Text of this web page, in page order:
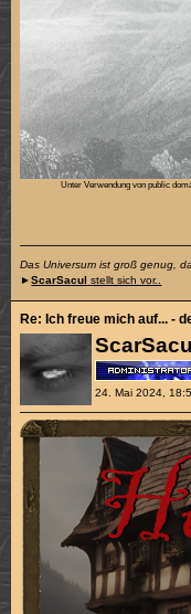
Unter Verwendung von public
Das Universum ist groß genug,
►ScarSacul stellt sich vor..
24. Mai 2024,
Re: Ich freue mich auf... -